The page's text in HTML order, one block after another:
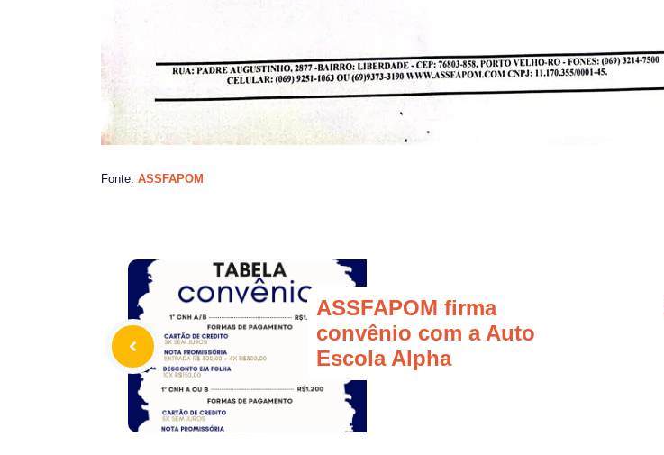
Fonte: ASSFAPOM
ASSFAPOM firma
convênio com a Auto
Escola Alpha